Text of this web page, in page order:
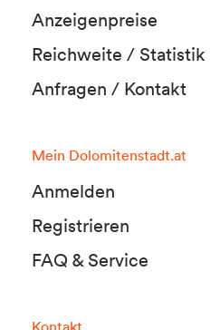
Anzeigenpreise
Reichweite / Statistik
Anfragen / Kontakt
Mein Dolomitenstadt.at
Anmelden
Registrieren
FAQ & Service
Kontakt